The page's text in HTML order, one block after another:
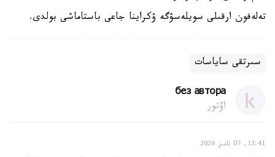
تەلەفون ارقىلى سويلەسۋگە ۋكراينا جاعى باستاماشى بولدى.
سىرتقى ساياسات
без автора
اۆتور
13:41, 07 تامىز 2026